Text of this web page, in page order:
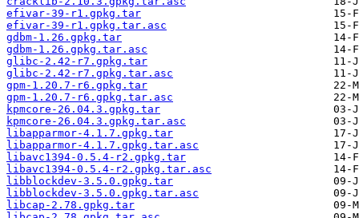
efivar-39-r1.gpkg.tar
efivar-39-r1.gpkg.tar.asc
gdbm-1.26.gpkg.tar
gdbm-1.26.gpkg.tar.asc
glibc-2.42-r7.gpkg.tar
glibc-2.42-r7.gpkg.tar.asc
gpm-1.20.7-r6.gpkg.tar
gpm-1.20.7-r6.gpkg.tar.asc
kpmcore-26.04.3.gpkg.tar
kpmcore-26.04.3.gpkg.tar.asc
libapparmor-4.1.7.gpkg.tar
libapparmor-4.1.7.gpkg.tar.asc
libavc1394-0.5.4-r2.gpkg.tar
libavc1394-0.5.4-r2.gpkg.tar.asc
libblockdev-3.5.0.gpkg.tar
libblockdev-3.5.0.gpkg.tar.asc
libcap-2.78.gpkg.tar